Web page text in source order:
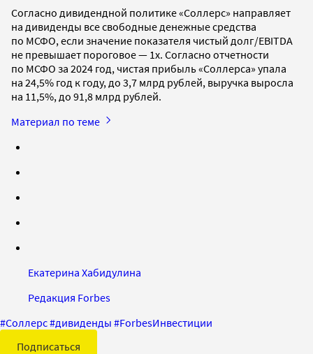
Согласно дивидендной политике «Соллерс» направляет
на дивиденды все свободные денежные средства
по МСФО, если значение показателя чистый долг/EBITDA
не превышает пороговое — 1х. Согласно отчетности
по МСФО за 2024 год, чистая прибыль «Соллерса» упала
на 24,5% год к году, до 3,7 млрд рублей, выручка выросла
на 11,5%, до 91,8 млрд рублей.
Материал по теме
Екатерина Хабидулина
Редакция Forbes
#Соллерс#дивиденды #ForbesИнвестиции
Подписаться